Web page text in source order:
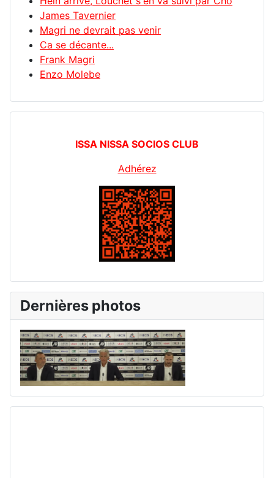
James Tavernier
Magri ne devrait pas venir
Ca se décante...
Frank Magri
Enzo Molebe
ISSA NISSA SOCIOS CLUB
Adhérez
Dernières photos